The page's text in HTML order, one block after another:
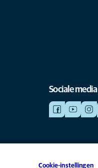
Sociale media
Cookie-instellingen